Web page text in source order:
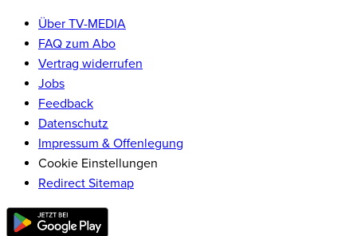
Über TV-MEDIA
FAQ zum Abo
Vertrag widerrufen
Jobs
Feedback
Datenschutz
Impressum & Offenlegung
Cookie Einstellungen
Redirect Sitemap